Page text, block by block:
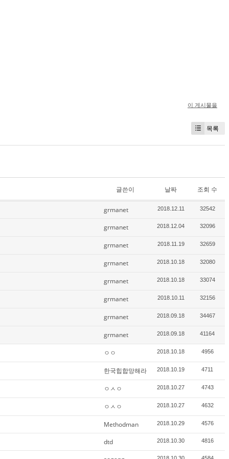
이 게시물을
목록
글쓴이 날짜 조회 수
grmanet 2018.12.11 32542
grmanet 2018.12.04 32096
grmanet 2018.11.19 32659
grmanet 2018.10.18 32080
grmanet 2018.10.18 33074
grmanet 2018.10.11 32156
grmanet 2018.09.18 34467
grmanet 2018.09.18 41164
ㅇㅇ 2018.10.18 4956
한국힙합망해라 2018.10.19 4711
ㅇㅅㅇ 2018.10.27 4743
ㅇㅅㅇ 2018.10.27 4632
Methodman 2018.10.29 4576
dtd 2018.10.30 4816